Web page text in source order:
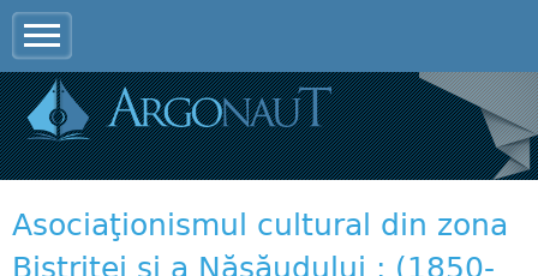
Asociaţionismul cultural din zona
Bistriţei şi a Năsăudului : (1850-